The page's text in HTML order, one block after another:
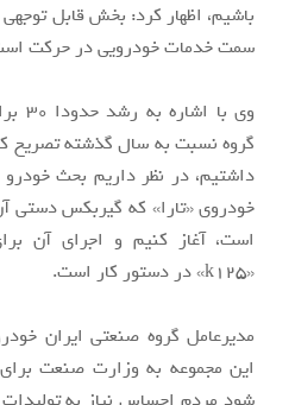
باشیم، اظهار کرد: بخش قابل
سمت خدمات خودرویی در حرکت
وی
گروه نسبت به سال گذشته تصریح
داشتیم، در نظر داریم بحث
خودروی «تارا» که گیربکس دستی
است، آغاز کنیم و اجرای آن
«k۱۲۵» در دستور کار است.
مدیرعامل گروه صنعتی ایران
این مجموعه به وزارت صنعت